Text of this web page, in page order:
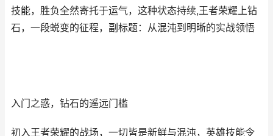
技能，胜负全然寄托于运气，这种状态持续,王者荣耀上钻
石，一段蜕变的征程，副标题：从混沌到明晰的实战领悟
入门之惑，钻石的遥远门槛
初入王者荣耀的战场，一切皆是新鲜与混沌，英雄技能令